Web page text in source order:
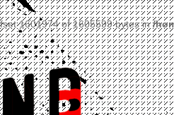
1601974 of 1605599 bytes in/